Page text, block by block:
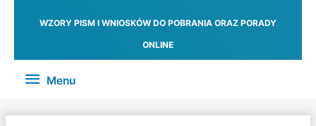
WZORY PISM I WNIOSKÓW DO POBRANIA ORAZ PORADY
ONLINE
Menu
Menu